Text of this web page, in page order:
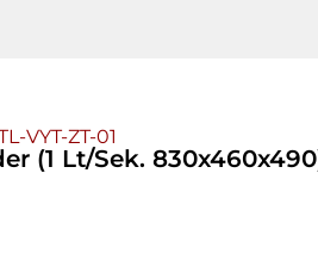
VYT-ZT-01
(1 Lt/Sek.